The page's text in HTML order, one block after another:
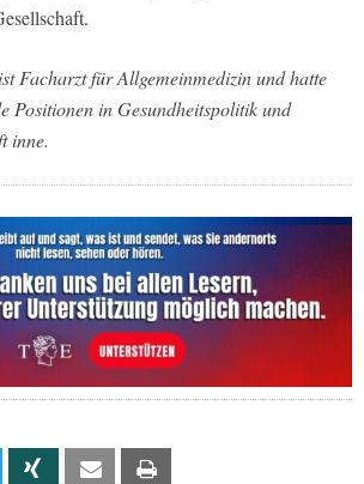
Facharzt für Allgemeinmedizin und hatte
Positionen in Gesundheitspolitik und
inne.
Linkedin Xing Email